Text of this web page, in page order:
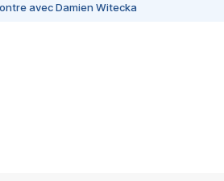
avec Damien Witecka